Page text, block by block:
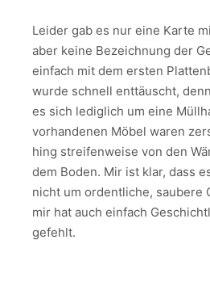
Leider gab es nur eine Karte
aber keine Bezeichnung der
einfach mit dem ersten
wurde schnell enttäuscht,
es sich lediglich um eine
vorhandenen Möbel waren
hing streifenweise von den
dem Boden. Mir ist klar, dass
nicht um ordentliche, saubere
mir hat auch einfach
gefehlt.